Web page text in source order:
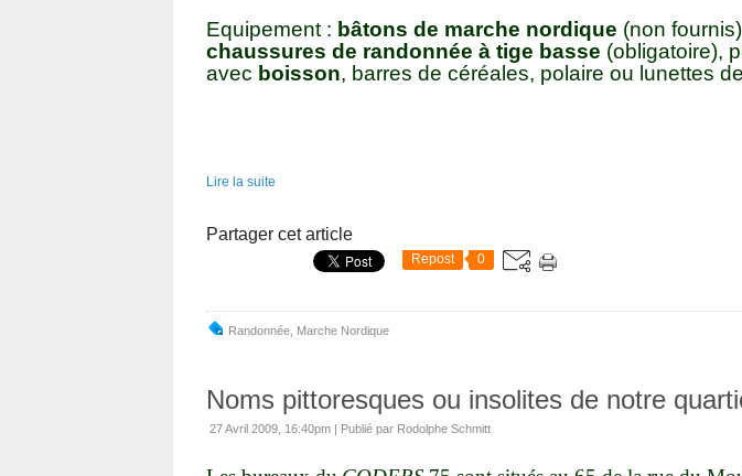
Equipement : bâtons de marche nordique (non
chaussures de randonnée à tige basse (obligatoire),
avec boisson, barres de céréales, polaire ou lunettes
Lire la suite
Partager cet article
Repost 0
Randonnée Marche Nordique
Noms pittoresques ou insolites de notre
27 Avril 2009, 16:40pm | Publié par Rodolphe Schmitt